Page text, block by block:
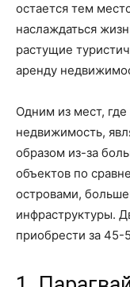
остается тем
наслаждаться
растущие
аренду
Одним из мест, где
недвижимость,
образом из-за
объектов по
островами,
инфраструктуры.
приобрести за 45-